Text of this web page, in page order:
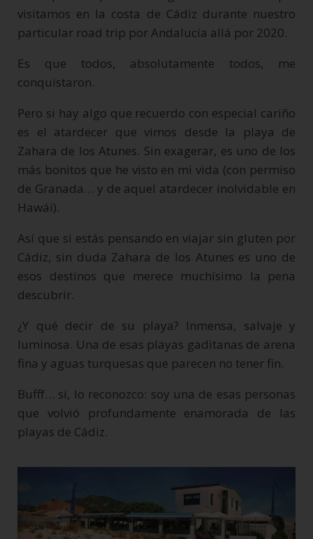
visitamos en la costa de Cádiz durante nuestro
particular road trip por Andalucía allá por 2020.
Es que todos, absolutamente todos, me
conquistaron.
Pero si hay algo que recuerdo con especial cariño
es el atardecer que vimos desde la playa de
Zahara de los Atunes. Sin exagerar, es uno de los
más bonitos que he visto en mi vida (con permiso
de Granada… y de aquel atardecer inolvidable en
Hawái).
Así que si estás pensando en viajar sin gluten por
Cádiz, sin duda Zahara de los Atunes es uno de
esos destinos que merece muchísimo la pena
descubrir.
¿Y qué decir de su playa? Inmensa, salvaje y
luminosa. Una de esas playas gaditanas de arena
fina y aguas turquesas que parecen no tener fin.
Bufff… sí, lo reconozco: soy una de esas personas
que volvió profundamente enamorada de las
playas de Cádiz.